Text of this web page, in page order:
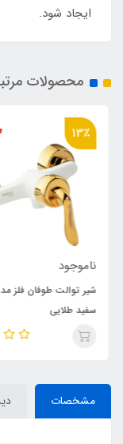
ایجاد شود.
محصولات
13٪
ناموجود
شیر توالت طوفان فلز
سفید طلایی
مشخصات